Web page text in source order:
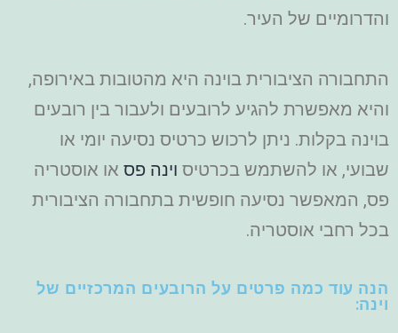
והדרומיים של העיר.
התחבורה הציבורית בוינה היא מהטובות באירופה,
והיא מאפשרת להגיע לרובעים ולעבור בין רובעים
בוינה בקלות. ניתן לרכוש כרטיס נסיעה יומי או
שבועי, או להשתמש בכרטיס וינה פס או אוסטריה
פס, המאפשר נסיעה חופשית בתחבורה הציבורית
בכל רחבי אוסטריה.
הנה עוד כמה פרטים על הרובעים המרכזיים של
וינה: